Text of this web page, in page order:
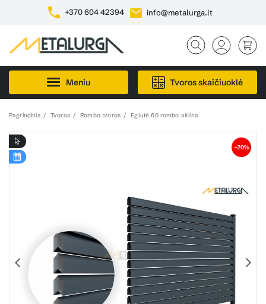
+370 604 42394 info@metalurga.lt
Meniu Tvoros skaičiuoklė
Pagrindinis Tvoros Rombo tvoros Eglutė 60 rombo aklina
−20%